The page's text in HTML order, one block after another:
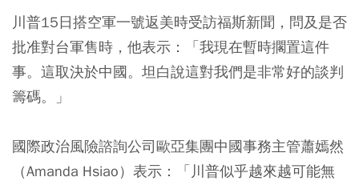
川普15日搭空軍一號返美時受訪福斯新聞，問及是否
批准對台軍售時，他表示：「我現在暫時擱置這件
事。這取決於中國。坦白說這對我們是非常好的談判
籌碼。」
國際政治風險諮詢公司歐亞集團中國事務主管蕭嫣然
（Amanda Hsiao）表示：「川普似乎越來越可能無